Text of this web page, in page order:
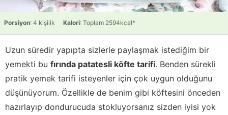
Porsiyon: 4 kişilik Kalori: Toplam 2594kcal*
Uzun süredir yapıpta sizlerle paylaşmak istediğim bir
yemekti bu fırında patatesli köfte tarifi. Benden sürekli
pratik yemek tarifi isteyenler için çok uygun olduğunu
düşünüyorum. Özellikle de benim gibi köftesini önceden
hazırlayıp dondurucuda stokluyorsanız sizden iyisi yok